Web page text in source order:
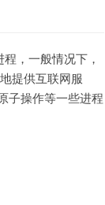
，一般情况下，
提供互联网服
子操作等一些进程